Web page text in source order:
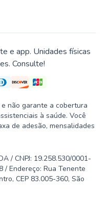
e app. Unidades físicas
Consulte!
não garante a cobertura
à saúde. Você
de adesão, mensalidades
/ CNPJ: 19.258.530/0001-
/ Endereço: Rua Tenente
CEP 83.005-360, São